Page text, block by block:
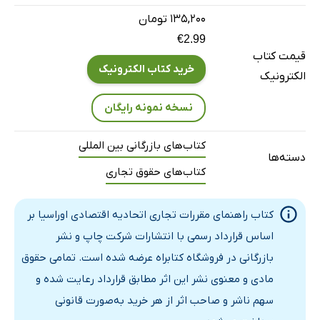
قلمرو اتحادیه اقتصادی اوراسیا
اطلاعات عمومی در خصوص مقررات گمرکی اتحادیه اقتصادی
اوراسیا
رویه‌های انجام امور گمرکی در زمان ورود کالاها به قلمرو گمرکی
اظهار گمرکی کالاهای وارد شده به قلمرو گمرک اتحادیه
ترخیص کالاها توسط مقامات گمرکی
2-2- تعرفه واردات، صدور مجوز واردات، مقررات غیر تعرفه‌ای،
رویه‌های صدور مجوز، ممنوعیت‌ها و محدودیت‌های واردارت به
قلمرو اتحادیه
مقررات فنی و استانداردسازی
قیمت کتاب
الکترونیک
۱۳۵,۲۰۰ تومان
€2.99
خرید کتاب الکترونیک
نسخه نمونه رایگان
دسته‌ها
کتاب‌های بازرگانی بین المللی
کتاب‌های حقوق تجاری
کتاب راهنمای مقررات تجاری اتحادیه اقتصادی اوراسیا بر
اساس قرارداد رسمی با انتشارات شرکت چاپ و نشر
بازرگانی در فروشگاه کتابراه عرضه شده است. تمامی حقوق
مادی و معنوی نشر این اثر مطابق قرارداد رعایت شده و
سهم ناشر و صاحب اثر از هر خرید به‌صورت قانونی